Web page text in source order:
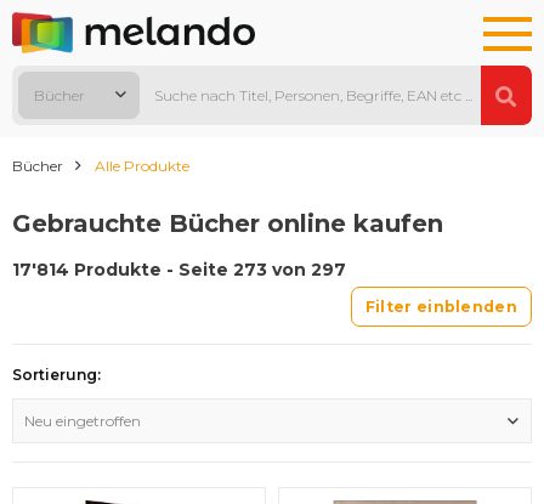
Bücher
Bücher Alle Produkte
Gebrauchte Bücher online kaufen
17'814 Produkte - Seite 273 von 297
Filter einblenden
Sortierung:
Neu eingetroffen